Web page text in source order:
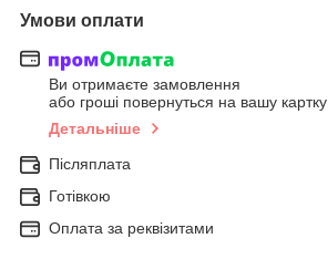
Умови оплати
Ви отримаєте замовлення
або гроші повернуться на вашу картку
Детальніше
Післяплата
Готівкою
Оплата за реквізитами